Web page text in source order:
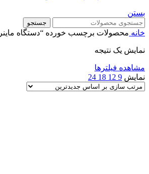
بستن
جستجو
خانه محصولات برچسب خورده “دستگاه ماینر S19J XP”
نمایش یک نتیجه
مشاهده فیلترها
نمایش 9
12
18
24